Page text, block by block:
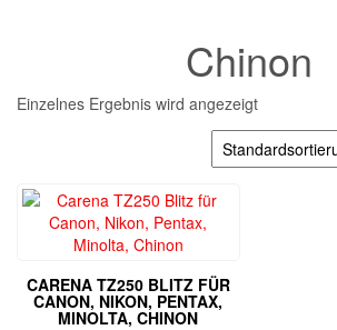
Chinon
Einzelnes Ergebnis wird angezeigt
CARENA TZ250 BLITZ FÜR
CANON, NIKON, PENTAX,
MINOLTA, CHINON